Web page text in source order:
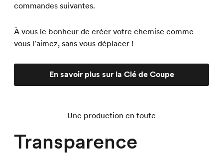
commandes suivantes.
À vous le bonheur de créer votre chemise comme
vous l'aimez, sans vous déplacer !
En savoir plus sur la Clé de Coupe
Une production en toute
Transparence